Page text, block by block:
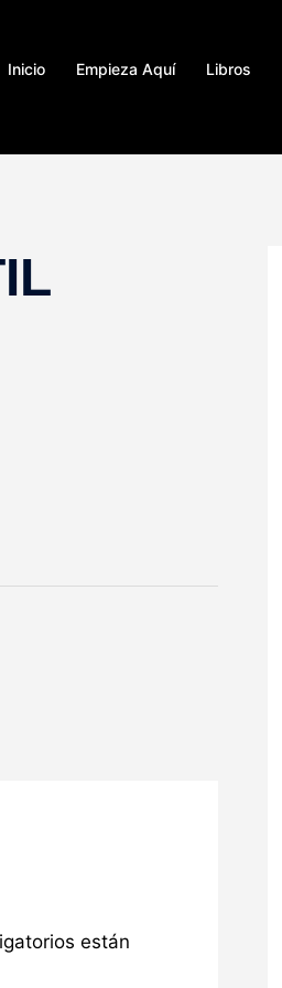
Inicio Empieza Aquí Libros
están